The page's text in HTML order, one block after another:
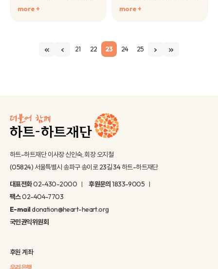
more +
more +
21 22 23 24 25
하트-하트재단 이사장 신인숙, 회장 오지철
(05824) 서울특별시 송파구 송이로 23길 34 하트-하트재단
대표전화02-430-2000 후원문의1833-9005
팩스02-404-7703
E-maildonation@heart-heart.org
국민권익위원회
후원 계좌